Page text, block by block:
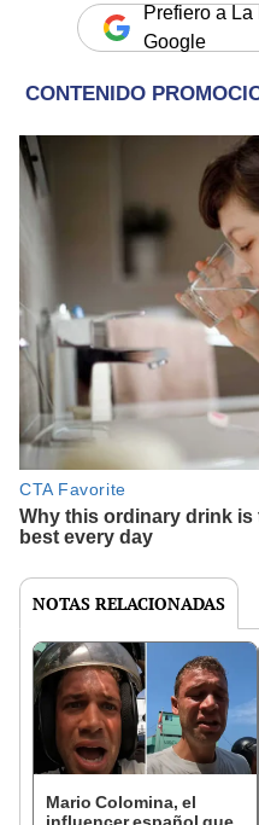
Prefiero a
Google
NOTAS RELACIONADAS
Mario Colomina, el
influencer español que